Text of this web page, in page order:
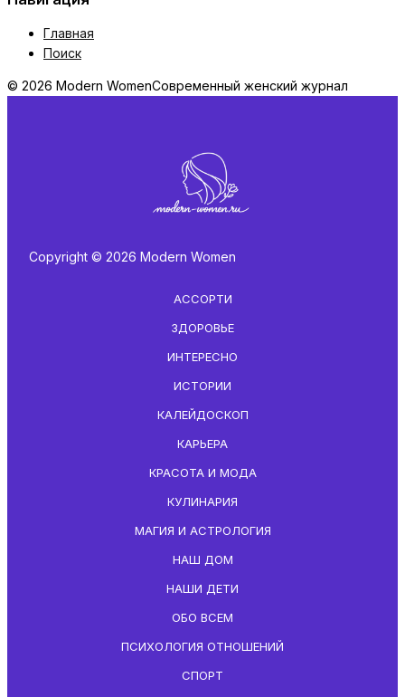
Главная
Поиск
© 2026 Modern WomenСовременный женский журнал
Copyright © 2026 Modern Women
АССОРТИ
ЗДОРОВЬЕ
ИНТЕРЕСНО
ИСТОРИИ
КАЛЕЙДОСКОП
КАРЬЕРА
КРАСОТА И МОДА
КУЛИНАРИЯ
МАГИЯ И АСТРОЛОГИЯ
НАШ ДОМ
НАШИ ДЕТИ
ОБО ВСЕМ
ПСИХОЛОГИЯ ОТНОШЕНИЙ
СПОРТ